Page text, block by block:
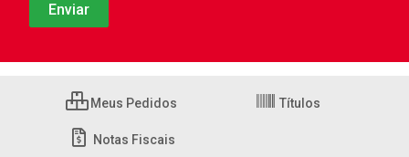
Meus Pedidos Títulos
Notas Fiscais